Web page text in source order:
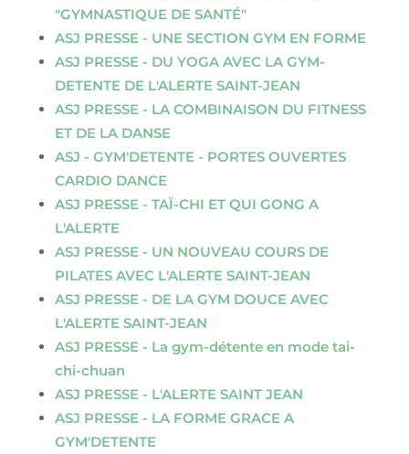
"GYMNASTIQUE DE SANTÉ"
ASJ PRESSE - UNE SECTION GYM EN FORME
ASJ PRESSE - DU YOGA AVEC LA GYM-
DETENTE DE L'ALERTE SAINT-JEAN
ASJ PRESSE - LA COMBINAISON DU FITNESS
ET DE LA DANSE
ASJ - GYM'DETENTE - PORTES OUVERTES
CARDIO DANCE
ASJ PRESSE - TAÏ-CHI ET QUI GONG A
L'ALERTE
ASJ PRESSE - UN NOUVEAU COURS DE
PILATES AVEC L'ALERTE SAINT-JEAN
ASJ PRESSE - DE LA GYM DOUCE AVEC
L'ALERTE SAINT-JEAN
ASJ PRESSE - La gym-détente en mode tai-
chi-chuan
ASJ PRESSE - L'ALERTE SAINT JEAN
ASJ PRESSE - LA FORME GRACE A
GYM'DETENTE